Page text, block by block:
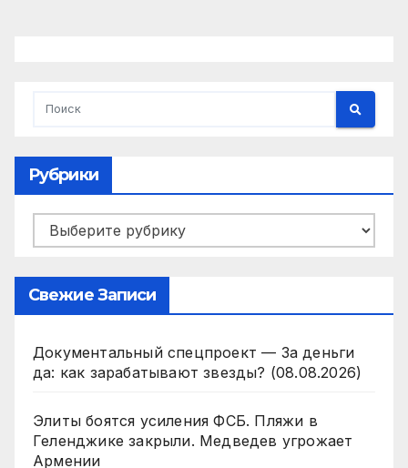
Рубрики
Рубрики
Свежие Записи
Документальный спецпроект — За деньги
да: как зарабатывают звезды? (08.08.2026)
Элиты боятся усиления ФСБ. Пляжи в
Геленджике закрыли. Медведев угрожает
Армении